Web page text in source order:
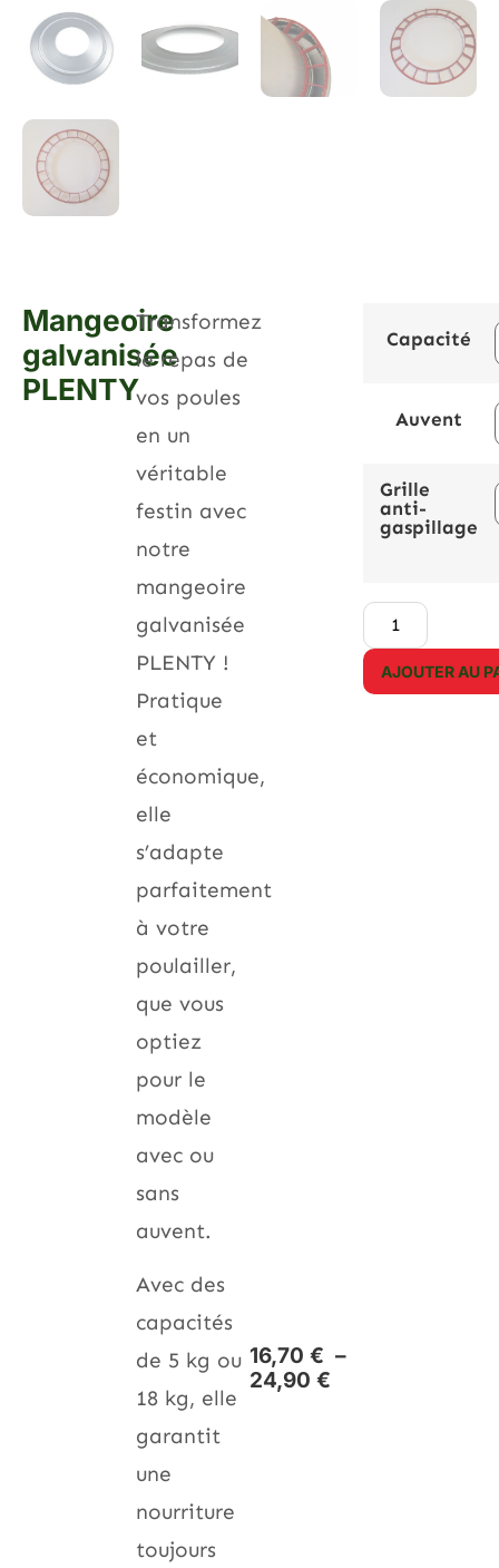
Mangeoire
galvanisée
PLENTY
Transformez
le repas de
vos poules
en un
véritable
festin avec
notre
mangeoire
galvanisée
PLENTY !
Pratique
et
économique,
elle
s’adapte
parfaitement
à votre
poulailler,
que vous
optiez
pour le
modèle
avec ou
sans
auvent.
Avec des
capacités
de 5 kg ou
18 kg, elle
garantit
une
nourriture
toujours
16,70 € –
24,90 €
Capacité
Auvent
Grille
anti-
gaspillage
AJOUTER AU